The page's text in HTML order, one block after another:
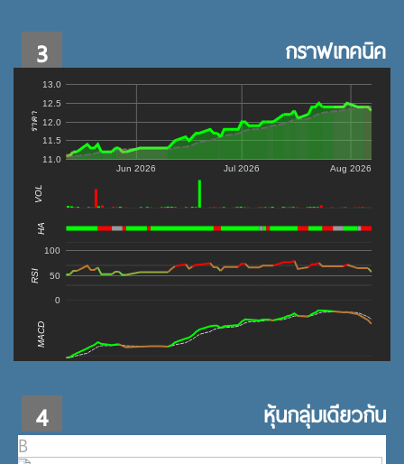
3 กราฟเทคนิค
Jun 2026 Jul 2026 Aug 2026
11.0
11.5
12.0
12.5
13.0
ราคา
VOL
HA
0
50
100
RSI
MACD
4 หุ้นกลุ่มเดียวกัน
B